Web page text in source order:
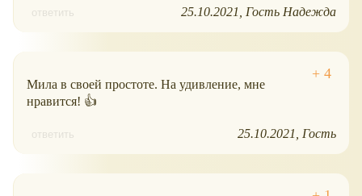
ответить 25.10.2021 Гость Надежда
Мила в своей простоте. На удивление, мне
нравится! 👍
ответить 25.10.2021 Гость